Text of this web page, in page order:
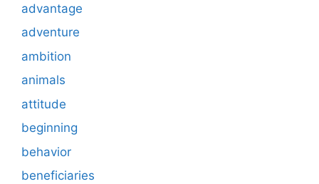
advantage
adventure
ambition
animals
attitude
beginning
behavior
beneficiaries